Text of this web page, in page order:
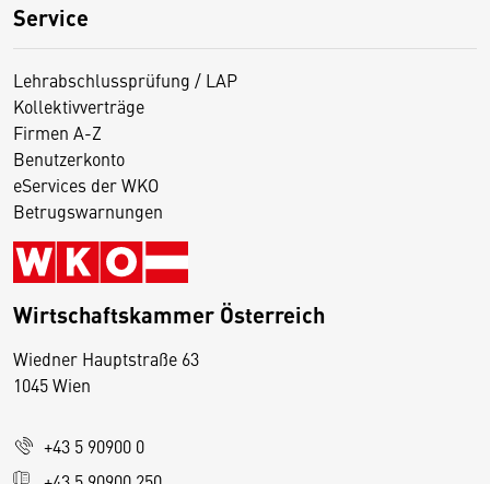
Service
Lehrabschlussprüfung / LAP
Kollektivverträge
Firmen A-Z
Benutzerkonto
eServices der WKO
Betrugswarnungen
Wirtschaftskammer Österreich
Wiedner Hauptstraße 63
1045 Wien
+43 5 90900 0
D
s